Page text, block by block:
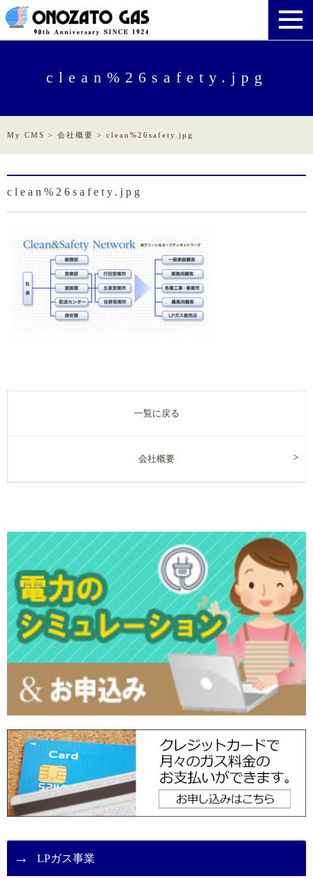
clean%26safety.jpg
My CMS > 会社概要 > clean%26safety.jpg
clean%26safety.jpg
一覧に戻る
会社概要
LPガス事業